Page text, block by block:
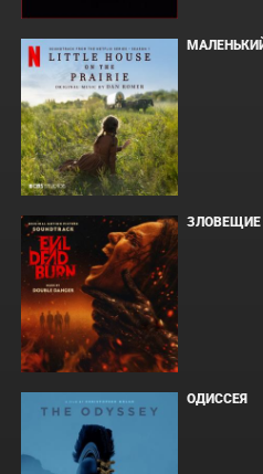
ЗЛОВЕЩИЕ
ОДИССЕЯ